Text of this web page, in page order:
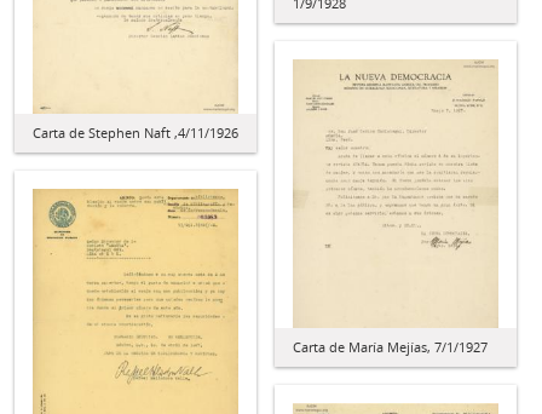
Carta de Stephen Naft ,4/11/1926
Carta de María Mejías, 7/1/1927